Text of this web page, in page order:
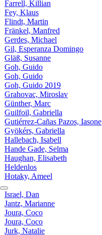
Farrell, Killian
Fey, Klaus
Flindt, Martin
Fränkel, Manfred
Gerdes, Michael
Gil, Esperanza Domingo
Gläß, Susanne
Goh, Guido
Goh, Guido
Goh, Guido 2019
Grahovac, Miroslav
Günther, Marc
Guilfoil, Gabriella
Gutiérrez-Cañas Pazos, Iasone
Gyökérs, Gabriella
Hallebach, Isabell
Hande Gade, Selma
Haughan, Elisabeth
Heldenlos
Hotaky, Ameel
Israel, Dan
Jantz, Marianne
Joura, Coco
Joura, Coco
Jurk, Natalie